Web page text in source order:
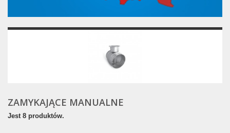
ZAMYKAJĄCE MANUALNE
Jest 8 produktów.